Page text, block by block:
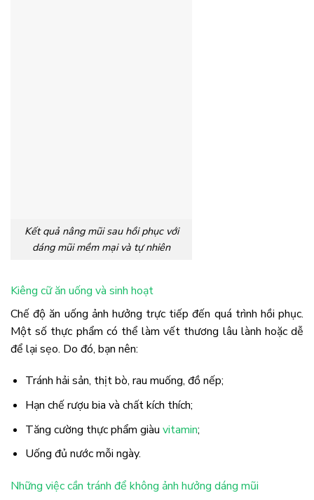
Kết quả nâng mũi sau hồi phục với
dáng mũi mềm mại và tự nhiên
Kiêng cữ ăn uống và sinh hoạt
Chế độ ăn uống ảnh hưởng trực tiếp đến quá trình hồi phục.
Một số thực phẩm có thể làm vết thương lâu lành hoặc dễ
để lại sẹo. Do đó, bạn nên:
Tránh hải sản, thịt bò, rau muống, đồ nếp;
Hạn chế rượu bia và chất kích thích;
Tăng cường thực phẩm giàu vitamin;
Uống đủ nước mỗi ngày.
Những việc cần tránh để không ảnh hưởng dáng mũi